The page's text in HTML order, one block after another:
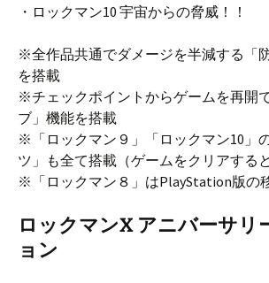
・ロックマン10 宇宙からの脅威！！
※全作品共通でダメージを半減する「
を搭載
※チェックポイントからゲームを再開
ブ」機能を搭載
※「ロックマン９」「ロックマン10」
ツ」も全て搭載（ゲームをクリアする
※「ロックマン８」はPlayStation版の
ロックマンX アニバーサリ
ョン